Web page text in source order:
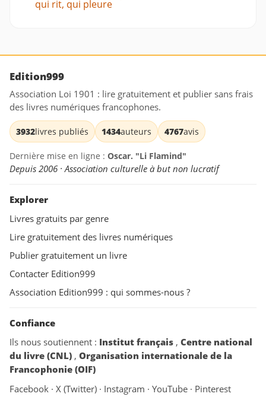
qui rit, qui pleure
Edition999
Association Loi 1901 : lire gratuitement et publier sans frais
des livres numériques francophones.
3932livres publiés 1434auteurs 4767avis
Dernière mise en ligne : Oscar. "Li Flamind"
Depuis 2006 · Association culturelle à but non lucratif
Explorer
Livres gratuits par genre
Lire gratuitement des livres numériques
Publier gratuitement un livre
Contacter Edition999
Association Edition999 : qui sommes-nous ?
Confiance
Ils nous soutiennent : Institut français , Centre national
du livre (CNL) , Organisation internationale de la
Francophonie (OIF)
Facebook · X (Twitter) · Instagram · YouTube · Pinterest